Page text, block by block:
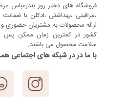
فروشگاه های دختر روز بندرعباس
،مراقبتی ،بهداشتی ،ادکلن با
ارائه محصولات به مشتریان حضوری
کشور در کمترین زمان ممکن
سلامت محصول می باشند.
با ما در در شبکه های اجتماعی